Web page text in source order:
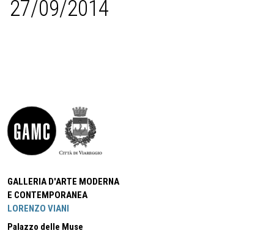
27/09/2014
GALLERIA D'ARTE MODERNA
E CONTEMPORANEA
LORENZO VIANI
Palazzo delle Muse